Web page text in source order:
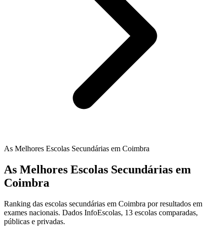
As Melhores Escolas Secundárias em Coimbra
As Melhores Escolas Secundárias em
Coimbra
Ranking das escolas secundárias em Coimbra por resultados em
exames nacionais. Dados InfoEscolas, 13 escolas comparadas,
públicas e privadas.